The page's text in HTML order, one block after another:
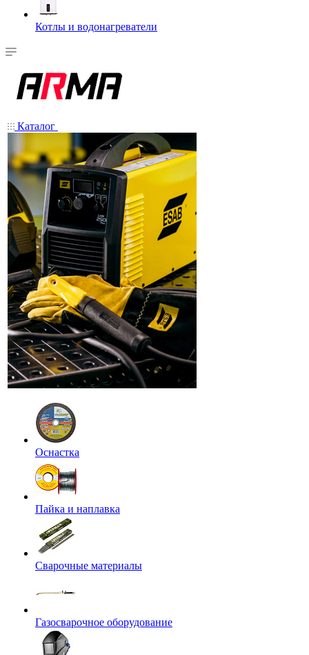
Котлы и водонагреватели
Каталог
Оснастка
Пайка и наплавка
Сварочные материалы
Газосварочное оборудование